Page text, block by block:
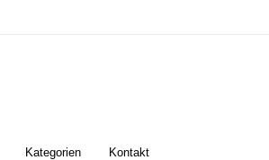
Kategorien Kontakt